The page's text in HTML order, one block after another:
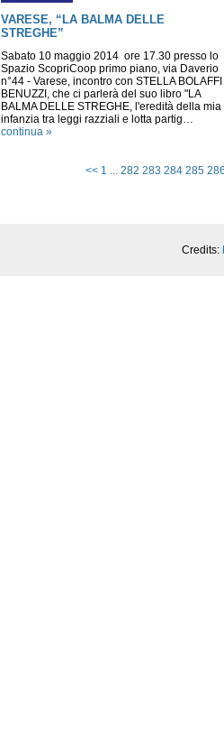
VARESE, “LA BALMA DELLE
STREGHE”
Sabato 10 maggio 2014 ore 17.30 presso lo
Spazio ScopriCoop primo piano, via Daverio
n°44 - Varese, incontro con STELLA BOLAFFI
BENUZZI, che ci parlerà del suo libro "LA
BALMA DELLE STREGHE, l'eredità della mia
infanzia tra leggi razziali e lotta partig…
continua »
<< 1 ... 282 283 284 285
Credits: